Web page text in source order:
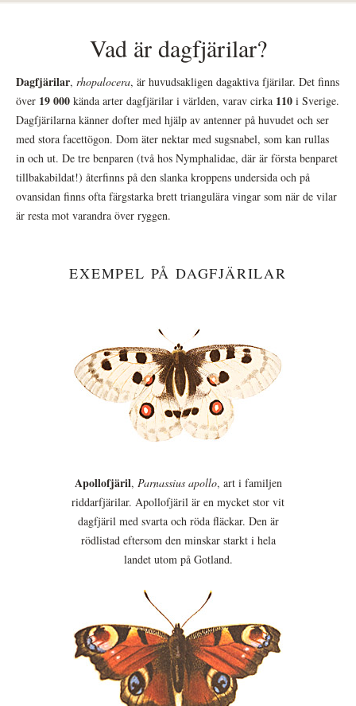
Vad är dagfjärilar?
Dagfjärilar, rhopalocera, är huvudsakligen dagaktiva fjärilar. Det finns
över 19 000 kända arter dagfjärilar i världen, varav cirka 110 i Sverige.
Dagfjärilarna känner dofter med hjälp av antenner på huvudet och ser
med stora facettögon. Dom äter nektar med sugsnabel, som kan rullas
in och ut. De tre benparen (två hos Nymphalidae, där är första benparet
tillbakabildat!) återfinns på den slanka kroppens undersida och på
ovansidan finns ofta färgstarka brett triangulära vingar som när de vilar
är resta mot varandra över ryggen.
EXEMPEL PÅ DAGFJÄRILAR
Apollofjäril, Parnassius apollo, art i familjen
riddarfjärilar. Apollofjäril är en mycket stor vit
dagfjäril med svarta och röda fläckar. Den är
rödlistad eftersom den minskar starkt i hela
landet utom på Gotland.